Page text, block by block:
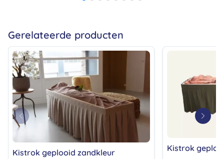
Gerelateerde producten
Kistrok geplooid zandkleur Kistrok